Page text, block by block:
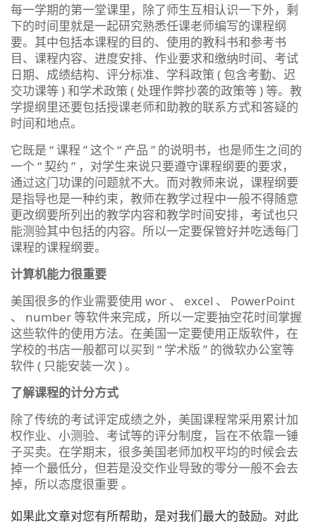
每一学期的第一堂课里，除了师生互相认识一下外，剩
下的时间里就是一起研究熟悉任课老师编写的课程纲
要。其中包括本课程的目的、使用的教科书和参考书
目、课程内容、进度安排、作业要求和缴纳时间、考试
日期、成绩结构、评分标准、学科政策 ( 包含考勤、迟
交功课等 ) 和学术政策 ( 处理作弊抄袭的政策等 ) 等。教
学提纲里还要包括授课老师和助教的联系方式和答疑的
时间和地点。
它既是 “ 课程 ” 这个 “ 产品 ” 的说明书，也是师生之间的
一个 “ 契约 ” ，对学生来说只要遵守课程纲要的要求，
通过这门功课的问题就不大。而对教师来说，课程纲要
是指导也是一种约束，教师在教学过程中一般不得随意
更改纲要所列出的教学内容和教学时间安排，考试也只
能测验其中包括的内容。所以一定要保管好并吃透每门
课程的课程纲要。
计算机能力很重要
美国很多的作业需要使用 wor 、 excel 、 PowerPoint
、 number 等软件来完成，所以一定要抽空花时间掌握
这些软件的使用方法。在美国一定要使用正版软件，在
学校的书店一般都可以买到 “ 学术版 ” 的微软办公室等
软件 ( 只能安装一次 ) 。
了解课程的计分方式
除了传统的考试评定成绩之外，美国课程常采用累计加
权作业、小测验、考试等的评分制度，旨在不依靠一锤
子买卖。在学期末，很多美国老师加权平均的时候会去
掉一个最低分，但若是没交作业导致的零分一般不会去
掉，所以态度很重要 。
如果此文章对您有所帮助，是对我们最大的鼓励。对此